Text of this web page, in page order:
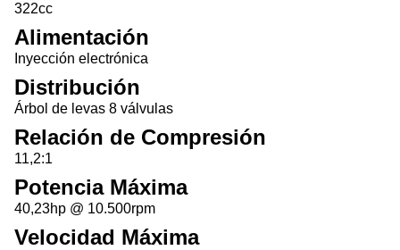
322cc
Alimentación
Inyección electrónica
Distribución
Árbol de levas 8 válvulas
Relación de Compresión
11,2:1
Potencia Máxima
40,23hp @ 10.500rpm
Velocidad Máxima